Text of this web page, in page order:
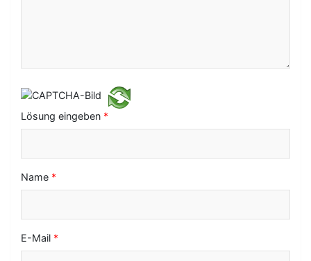
o
n
Lösung eingeben *
Name *
E-Mail *